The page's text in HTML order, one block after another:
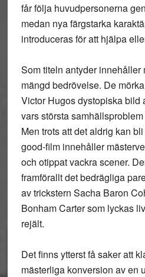
får följa huvudpersonerna
medan nya färgstarka
introduceras för att hjälpa
Som titeln antyder innehåller
mängd bedrövelse. De
Victor Hugos dystopiska bild
vars största
Men trots att det aldrig kan
good-film innehåller
och otippat vackra scener.
framförallt det bedrägliga
av trickstern Sacha Baron
Bonham Carter som lyckas
rejält.
Det finns ytterst få saker att
mästerliga konversion av en